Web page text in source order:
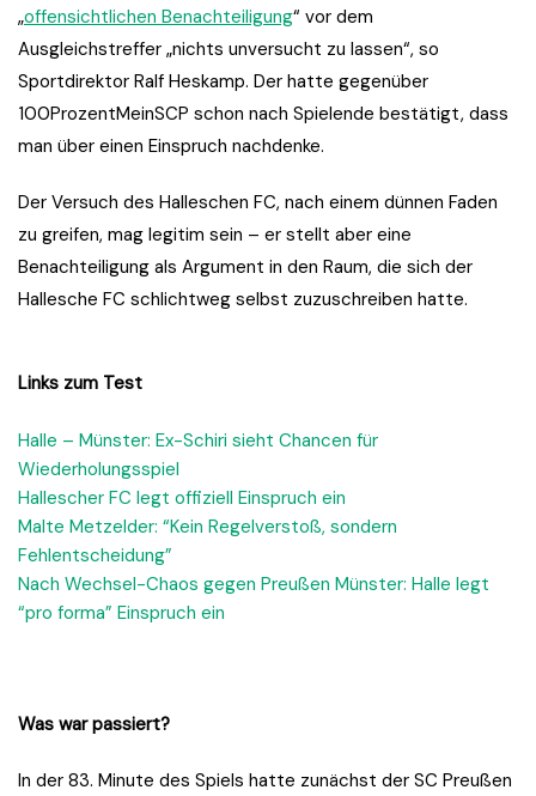
„offensichtlichen Benachteiligung“ vor dem
Ausgleichstreffer „nichts unversucht zu lassen“, so
Sportdirektor Ralf Heskamp. Der hatte gegenüber
100ProzentMeinSCP schon nach Spielende bestätigt, dass
man über einen Einspruch nachdenke.
Der Versuch des Halleschen FC, nach einem dünnen Faden
zu greifen, mag legitim sein – er stellt aber eine
Benachteiligung als Argument in den Raum, die sich der
Hallesche FC schlichtweg selbst zuzuschreiben hatte.
Links zum Test
Halle – Münster: Ex-Schiri sieht Chancen für
Wiederholungsspiel
Hallescher FC legt offiziell Einspruch ein
Malte Metzelder: “Kein Regelverstoß, sondern
Fehlentscheidung”
Nach Wechsel-Chaos gegen Preußen Münster: Halle legt
“pro forma” Einspruch ein
Was war passiert?
In der 83. Minute des Spiels hatte zunächst der SC Preußen